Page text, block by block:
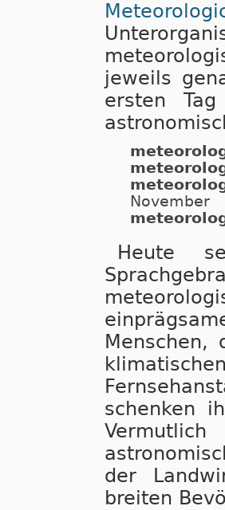
jeweils
ersten
November
Heute
schenken
der
breiten